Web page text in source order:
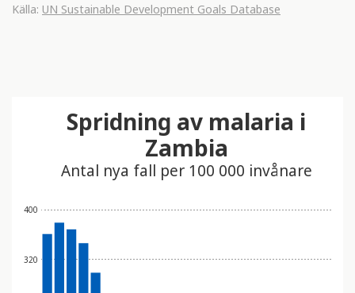
Källa: UN Sustainable Development Goals Database
320
400
Spridning av malaria i
Zambia
Antal nya fall per 100 000 invånare